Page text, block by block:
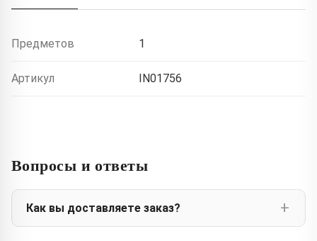
Предметов 1
Артикул IN01756
Вопросы и ответы
Как вы доставляете заказ?